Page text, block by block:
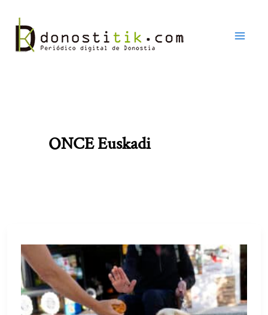
contenido
ONCE Euskadi